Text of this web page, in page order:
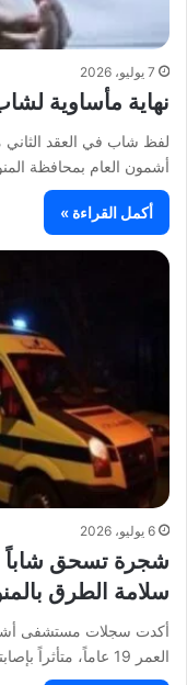
7 يوليو، 2026
نهاية مأساوية
لفظ شاب في العقد
أشمون العام بمحافظة
أكمل القراءة »
6 يوليو، 2026
شجرة تسحق شاباً
سلامة الطرق
أكدت سجلات مستشفى
العمر 19 عاماً، متأثراً بإصابته بكسور ونزيف حاد نتيجة سقوط…